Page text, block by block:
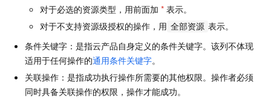
对于必选的资源类型，用前面加 * 表示。
对于不支持资源级授权的操作，用 全部资源 表示。
条件关键字：是指云产品自身定义的条件关键字。该列不体现
适用于任何操作的通用条件关键字。
关联操作：是指成功执行操作所需要的其他权限。操作者必须
同时具备关联操作的权限，操作才能成功。